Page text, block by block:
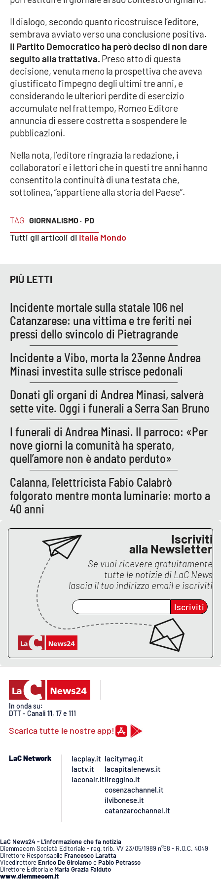
Parchi Marini Calabria
Leggendo Alvaro insieme
Imprese Di Calabria
Le perfidie di Antonella Grippo
Venti di comunicazione
LaC TV
LaC Network
LaC OnAir
Catanzaro
Crotone
Vibo Valentia
Reggio Calabria
Cosenza
Lamezia Terme
PROGETTI
SPECIALI
Buona Sanità Calabria
LA
CALABRIAVISIONE
Destinazioni
Storie
LAC
NETWORK
Lactv.it
Laconair.it
Lacapitalenews.it
Ilvibonese.it
Catanzarochannel.it
TAG GIORNALISMO · PD
Tutti gli articoli di Italia Mondo
Il dialogo, secondo quanto ricostruisce l’editore,
sembrava avviato verso una conclusione positiva.
Il Partito Democratico ha però deciso di non dare
seguito alla trattativa. Preso atto di questa
decisione, venuta meno la prospettiva che aveva
giustificato l’impegno degli ultimi tre anni, e
considerando le ulteriori perdite di esercizio
accumulate nel frattempo, Romeo Editore
annuncia di essere costretta a sospendere le
pubblicazioni.
Nella nota, l’editore ringrazia la redazione, i
collaboratori e i lettori che in questi tre anni hanno
consentito la continuità di una testata che,
sottolinea, “appartiene alla storia del Paese”.
PIÙ LETTI
Incidente mortale sulla statale 106 nel
Catanzarese: una vittima e tre feriti nei
pressi dello svincolo di Pietragrande
Incidente a Vibo, morta la 23enne Andrea
Minasi investita sulle strisce pedonali
Donati gli organi di Andrea Minasi, salverà
sette vite. Oggi i funerali a Serra San Bruno
I funerali di Andrea Minasi. Il parroco: «Per
nove giorni la comunità ha sperato,
quell’amore non è andato perduto»
Calanna, l'elettricista Fabio Calabrò
folgorato mentre monta luminarie: morto a
40 anni
Iscriviti
alla Newsletter
Se vuoi ricevere gratuitamente
tutte le notizie di LaC News
lascia il tuo indirizzo email e iscriviti
Iscriviti
In onda su:
DTT - Canali 11, 17 e 111
Scarica tutte le nostre app!
LaC Network
lacplay.it
lactv.it
laconair.it
lacitymag.it
lacapitalenews.it
ilreggino.it
cosenzachannel.it
ilvibonese.it
catanzarochannel.it
LaC News24 - L’informazione che fa notizia
Diemmecom Società Editoriale - reg. trib. VV 23/05/1989 n°68 - R.O.C. 4049
Direttore Responsabile Francesco Laratta
Vicedirettore Enrico De GirolamoePablo Petrasso
Direttore Editoriale Maria Grazia Falduto
www.diemmecom.it